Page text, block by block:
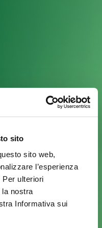
sito
sito web,
l’esperienza
Per ulteriori
la nostra
Informativa sui